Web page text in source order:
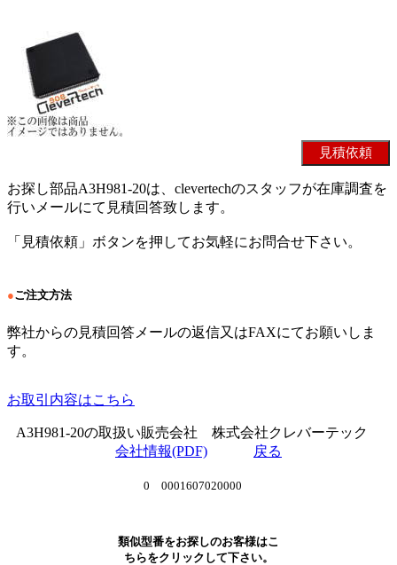
お探し部品A3H981-20は、clevertechのスタッフが在庫調査を
行いメールにて見積回答致します。
「見積依頼」ボタンを押してお気軽にお問合せ下さい。
●ご注文方法
弊社からの見積回答メールの返信又はFAXにてお願いしま
す。
お取引内容はこちら
A3H981-20の取扱い販売会社 株式会社クレバーテック
会社情報(PDF)
戻る
0 0001607020000
類似型番をお探しのお客様はこ
ちらをクリックして下さい。